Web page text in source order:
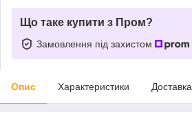
Що таке купити з Пром?
Замовлення під захистом
Опис Характеристики Доставка